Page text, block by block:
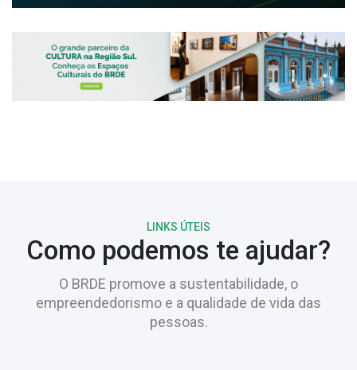
LINKS ÚTEIS
Como podemos te ajudar?
O BRDE promove a sustentabilidade, o
empreendedorismo e a qualidade de vida das
pessoas.